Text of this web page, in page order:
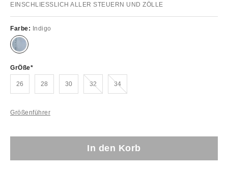
EINSCHLIESSLICH ALLER STEUERN UND ZÖLLE
Farbe: Indigo
GrÖße
26 28 30 32Ausverkauft!
34Ausverkauft!
Größenführer
In den Korb